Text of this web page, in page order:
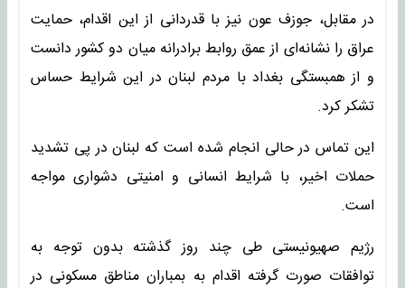
در مقابل، جوزف عون نیز با قدردانی از این اقدام، حمایت
عراق را نشانه‌ای از عمق روابط برادرانه میان دو کشور دانست
و از همبستگی بغداد با مردم لبنان در این شرایط حساس
تشکر کرد.
این تماس در حالی انجام شده است که لبنان در پی تشدید
حملات اخیر، با شرایط انسانی و امنیتی دشواری مواجه
است.
رژیم صهیونیستی طی چند روز گذشته بدون توجه به
توافقات صورت گرفته اقدام به بمباران مناطق مسکونی در